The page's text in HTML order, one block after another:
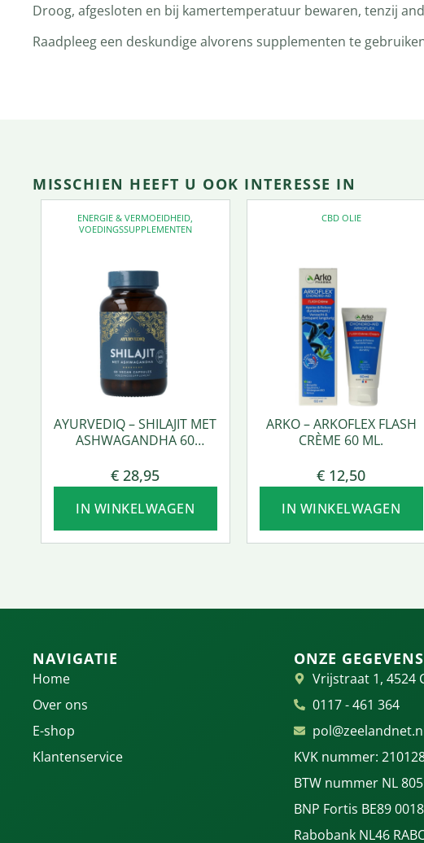
Droog, afgesloten en bij kamertemperatuur bewaren, tenzij
Raadpleeg een deskundige alvorens supplementen te
MISSCHIEN HEEFT U OOK INTERESSE IN
ENERGIE & VERMOEIDHEID,
VOEDINGSSUPPLEMENTEN
AYURVEDIQ – SHILAJIT MET
ASHWAGANDHA 60
€ 28,95
IN WINKELWAGEN
CBD OLIE
ARKO – ARKOFLEX FLASH
CRÈME 60 ML.
€ 12,50
IN WINKELWAGEN
NAVIGATIE
Home
Over ons
E-shop
Klantenservice
ONZE GEGEVENS
Vrijstraat 1, 4524
0117 - 461 364
KVK nummer:
BTW nummer NL
BNP Fortis BE89
Rabobank NL46